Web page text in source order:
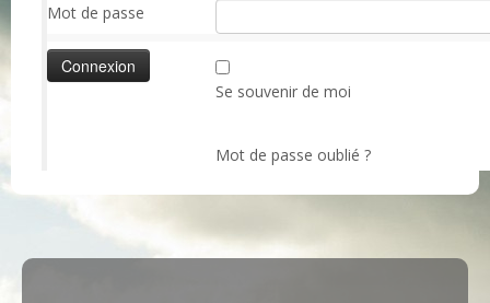
Mot de passe
Se souvenir de moi
Mot de passe oublié ?